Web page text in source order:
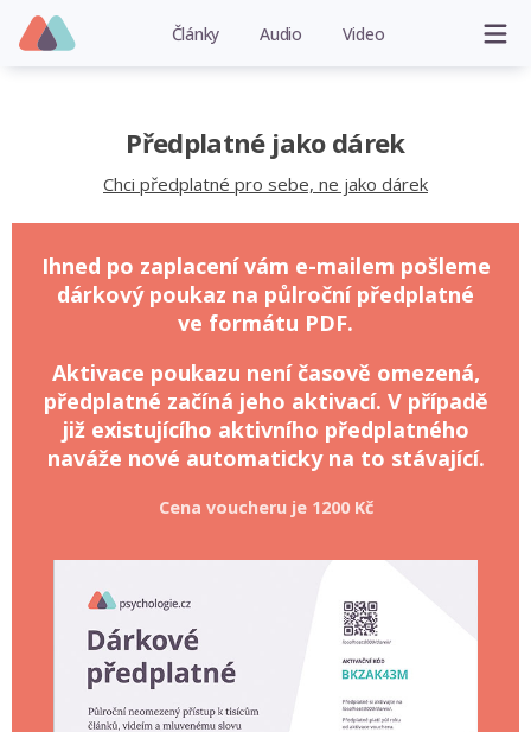
Články Audio Video
Předplatné jako dárek
Chci předplatné pro sebe, ne jako dárek
Ihned po zaplacení vám e-mailem pošleme
dárkový poukaz na půlroční předplatné
ve formátu PDF.
Aktivace poukazu není časově omezená,
předplatné začíná jeho aktivací. V případě
již existujícího aktivního předplatného
naváže nové automaticky na to stávající.
Cena voucheru je 1200 Kč